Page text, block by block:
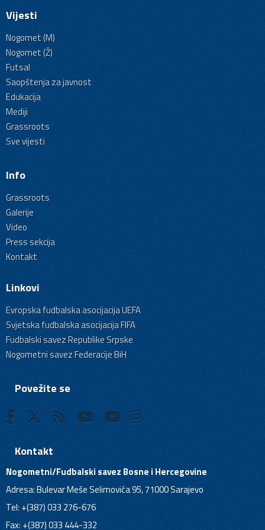
Vijesti
Nogomet (M)
Nogomet (Ž)
Futsal
Saopštenja za javnost
Edukacija
Mediji
Grassroots
Sve vijesti
Info
Grassroots
Galerije
Video
Press sekcija
Kontakt
Linkovi
Evropska fudbalska asocijacija UEFA
Svjetska fudbalska asocijacija FIFA
Fudbalski savez Republike Srpske
Nogometni savez Federacije BiH
Povežite se
Kontakt
Nogometni/Fudbalski savez Bosne i Hercegovine
Adresa: Bulevar Meše Selimovića 95, 71000 Sarajevo
Tel: +(387) 033 276-676
Fax: +(387) 033 444-332